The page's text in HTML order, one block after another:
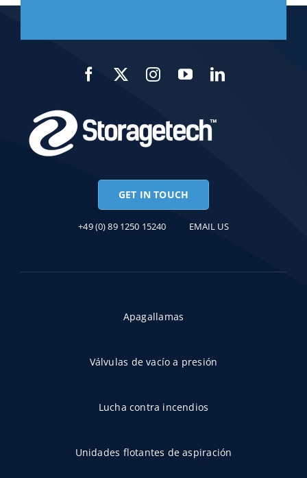
GET IN TOUCH
Apagallamas
Válvulas de vacío a presión
Lucha contra incendios
Unidades flotantes de aspiración
+49 (0) 89 1250 15240 EMAIL US